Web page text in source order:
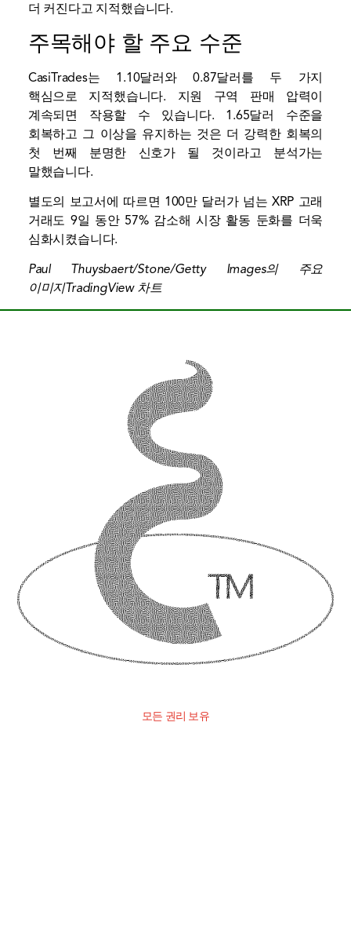
더 커진다고 지적했습니다.
주목해야 할 주요 수준
CasiTrades는 1.10달러와 0.87달러를 두 가지
핵심으로 지적했습니다. 지원 구역
판매 압력이
계속되면 작용할 수 있습니다. 1.65달러 수준을
회복하고 그 이상을 유지하는 것은 더 강력한 회복의
첫 번째 분명한 신호가 될 것이라고 분석가는
말했습니다.
별도의 보고서에 따르면 100만 달러가 넘는 XRP 고래
거래도 9일 동안 57% 감소해 시장 활동 둔화를 더욱
심화시켰습니다.
Paul Thuysbaert/Stone/Getty Images의 주요
이미지TradingView 차트
모든 권리 보유